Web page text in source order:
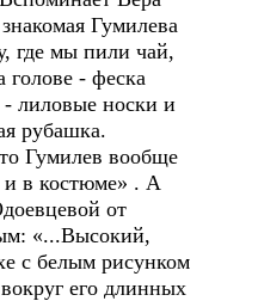
Гумилева
где мы пили чай,
голове - феска
лиловые носки и
рубашка.
Гумилев вообще
и в костюме» . А
от
«...Высокий,
с белым рисунком
его длинных